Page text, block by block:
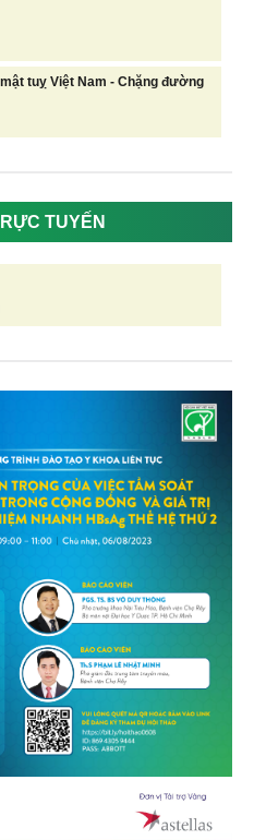
tuỵ Việt Nam - Chặng đường
TUYẾN